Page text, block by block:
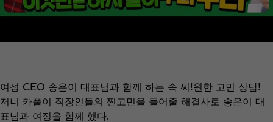
여성 CEO 송은이 대표님과 함께 하는 속 씨!원한 고민 상담!
저니 카풀이 직장인들의 찐고민을 들어줄 해결사로 송은이 대
표님과 여정을 함께 했다.